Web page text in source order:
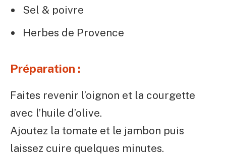
Sel & poivre
Herbes de Provence
Préparation :
Faites revenir l’oignon et la courgette
avec l’huile d’olive.
Ajoutez la tomate et le jambon puis
laissez cuire quelques minutes.